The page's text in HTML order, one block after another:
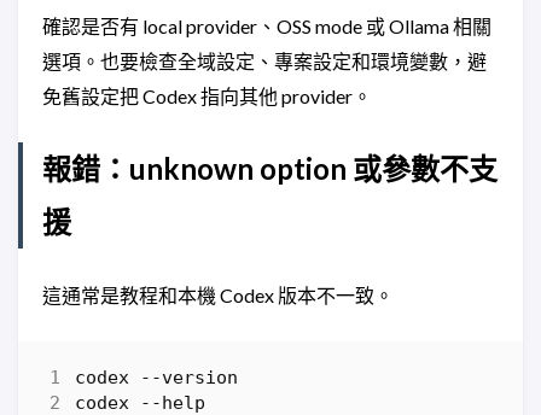
確認是否有 local provider、OSS mode 或 Ollama 相關
選項。也要檢查全域設定、專案設定和環境變數，避
免舊設定把 Codex 指向其他 provider。
報錯：unknown option 或參數不支
援
這通常是教程和本機 Codex 版本不一致。
codex - -version
codex
- -help